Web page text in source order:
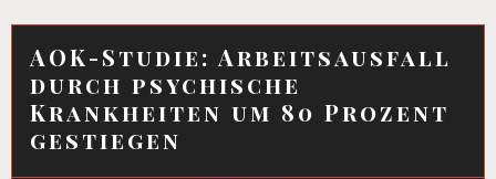
AOK-Studie: Arbeitsausfall
durch psychische
Krankheiten um 80 Prozent
gestiegen